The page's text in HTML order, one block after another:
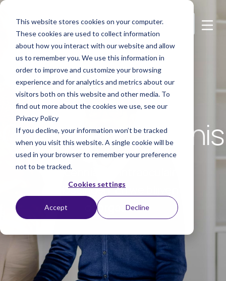
This website stores cookies on your computer.
These cookies are used to collect information
about how you interact with our website and allow
us to remember you. We use this information in
order to improve and customize your browsing
experience and for analytics and metrics about our
visitors both on this website and other media. To
find out more about the cookies we use, see our
Privacy Policy
If you decline, your information won’t be tracked
when you visit this website. A single cookie will be
used in your browser to remember your preference
not to be tracked.
Cookies settings
Accept Decline
Onze geschiedenis
4 decennia van intraoculaire
oplossingen. En we blijven
doorgaan...